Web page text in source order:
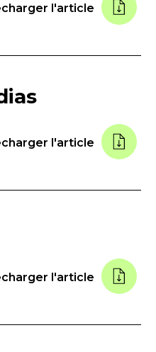
l'article
l'article
l'article